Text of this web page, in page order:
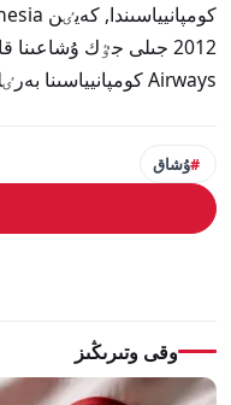
Airways كومپانيياسىنا بەرٸلگەن.
ۇشاق
وقى وتىرىڭىز